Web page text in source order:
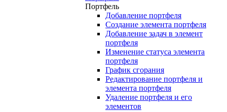
Портфель
Добавление портфеля
Создание элемента портфеля
Добавление задач в элемент
портфеля
Изменение статуса элемента
портфеля
График сгорания
Редактирование портфеля и
элемента портфеля
Удаление портфеля и его
элементов